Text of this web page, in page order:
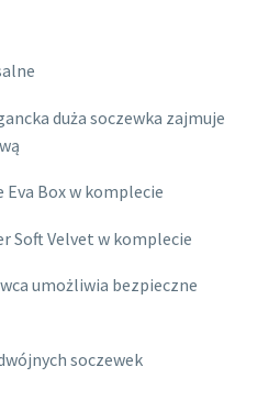
duża soczewka zajmuje
Eva Box w komplecie
Soft Velvet w komplecie
umożliwia bezpieczne
soczewek